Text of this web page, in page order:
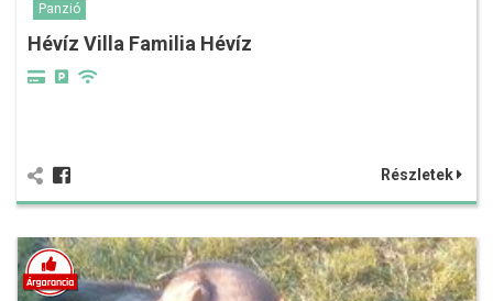
Panzió
Hévíz Villa Familia Hévíz
Részletek